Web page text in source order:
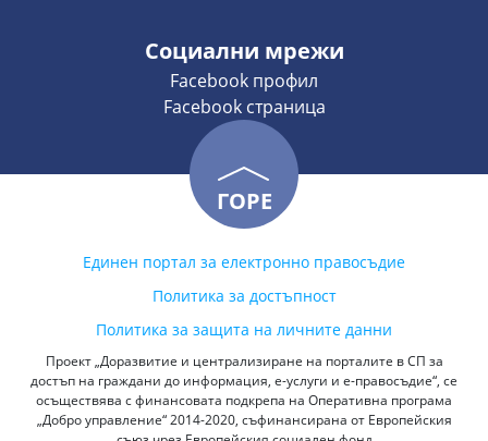
Социални мрежи
Facebook профил
Facebook страница
ГОРЕ
Единен портал за електронно правосъдие
Политика за достъпност
Политика за защита на личните данни
Проект „Доразвитие и централизиране на порталите в СП за
достъп на граждани до информация, е-услуги и е-правосъдие“, се
осъществява с финансовата подкрепа на Оперативна програма
„Добро управление“ 2014-2020, съфинансирана от Европейския